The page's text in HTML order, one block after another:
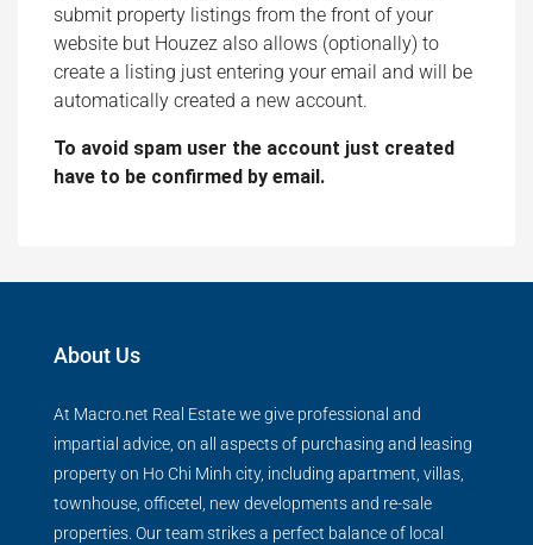
submit property listings from the front of your
website but Houzez also allows (optionally) to
create a listing just entering your email and will be
automatically created a new account.
To avoid spam user the account just created
have to be confirmed by email.
About Us
At Macro.net Real Estate we give professional and
impartial advice, on all aspects of purchasing and leasing
property on Ho Chi Minh city, including apartment, villas,
townhouse, officetel, new developments and re-sale
properties. Our team strikes a perfect balance of local